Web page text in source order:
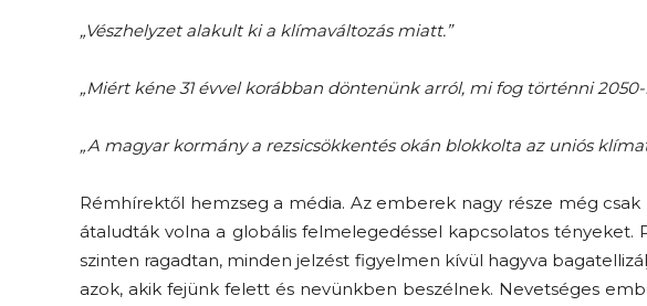
„Vészhelyzet alakult ki a klímaváltozás miatt.”
„Miért kéne 31 évvel korábban döntenünk arról, mi fog történni 2050-
„A magyar kormány a rezsicsökkentés okán blokkolta az uniós
Rémhírektől hemzseg a média. Az emberek nagy része még
átaludták volna a globális felmelegedéssel kapcsolatos tényeket.
szinten ragadtan, minden jelzést figyelmen kívül hagyva
azok, akik fejünk felett és nevünkben beszélnek. Nevetséges